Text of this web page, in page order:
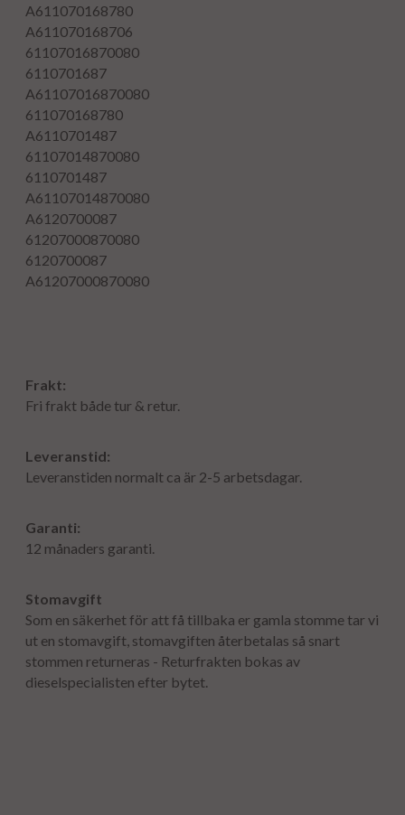
A611070168780
A611070168706
61107016870080
6110701687
A61107016870080
611070168780
A6110701487
61107014870080
6110701487
A61107014870080
A6120700087
61207000870080
6120700087
A61207000870080
Frakt:
Fri frakt både tur & retur.
Leveranstid:
Leveranstiden normalt ca är 2-5 arbetsdagar.
Garanti:
12 månaders garanti.
Stomavgift
Som en säkerhet för att få tillbaka er gamla stomme tar vi
ut en stomavgift, stomavgiften återbetalas så snart
stommen returneras - Returfrakten bokas av
dieselspecialisten efter bytet.